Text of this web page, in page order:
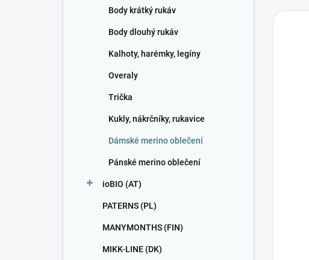
Body krátký rukáv
Body dlouhý rukáv
Kalhoty, harémky, legíny
Overaly
Trička
Kukly, nákrčníky, rukavice
Dámské merino oblečení
Pánské merino oblečení
ioBIO (AT)
PATERNS (PL)
MANYMONTHS (FIN)
MIKK-LINE (DK)